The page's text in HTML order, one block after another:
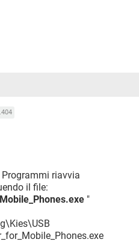
riavvia
il file:
"